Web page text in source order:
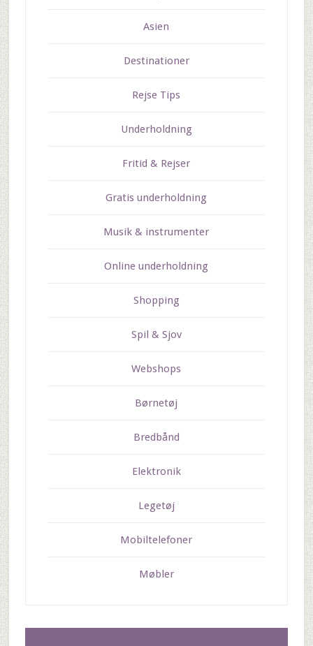
Asien
Destinationer
Rejse Tips
Underholdning
Fritid & Rejser
Gratis underholdning
Musik & instrumenter
Online underholdning
Shopping
Spil & Sjov
Webshops
Børnetøj
Bredbånd
Elektronik
Legetøj
Mobiltelefoner
Møbler